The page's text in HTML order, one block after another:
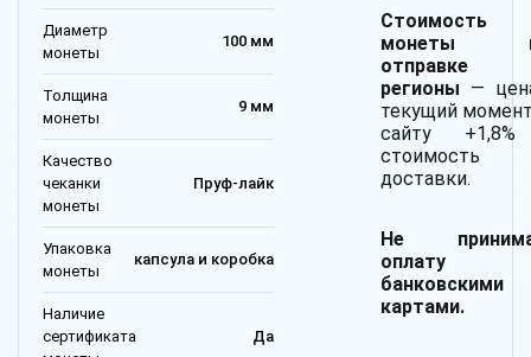
Диаметр
монеты
100 мм
Толщина
монеты
9 мм
Качество
чеканки
монеты
Пруф-лайк
Упаковка
монеты
капсула и коробка
Наличие
сертификата
Да
Стоимость
монеты
регионы —
текущий
сайту
стоимость
доставки.
Не
оплату
банковскими
картами.